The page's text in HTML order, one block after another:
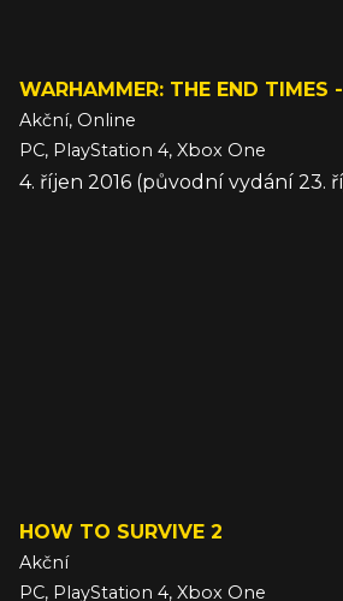
WARHAMMER: THE END TIMES
Akční, Online
PC, PlayStation 4, Xbox One
4. říjen 2016 (původní vydání 23.
HOW TO SURVIVE 2
Akční
PC, PlayStation 4, Xbox One